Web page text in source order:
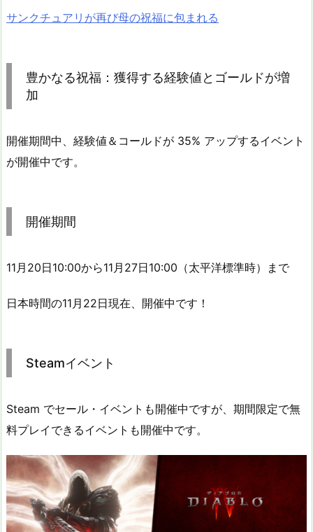
サンクチュアリが再び母の祝福に包まれる
豊かなる祝福：獲得する経験値とゴールドが増
加
開催期間中、経験値＆コールドが 35% アップするイベント
が開催中です。
開催期間
11月20日10:00から11月27日10:00（太平洋標準時）まで
日本時間の11月22日現在、開催中です！
Steamイベント
Steam でセール・イベントも開催中ですが、期間限定で無
料プレイできるイベントも開催中です。